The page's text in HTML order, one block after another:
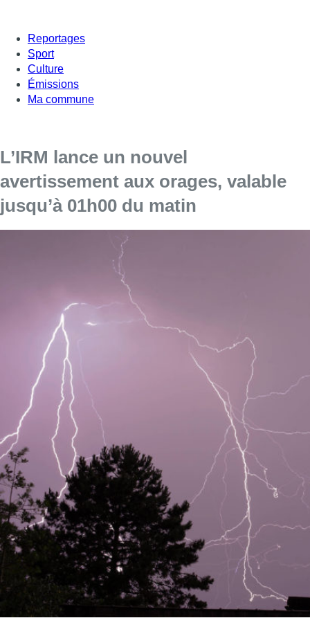
Reportages
Sport
Culture
Émissions
Ma commune
L’IRM lance un nouvel
avertissement aux orages, valable
jusqu’à 01h00 du matin